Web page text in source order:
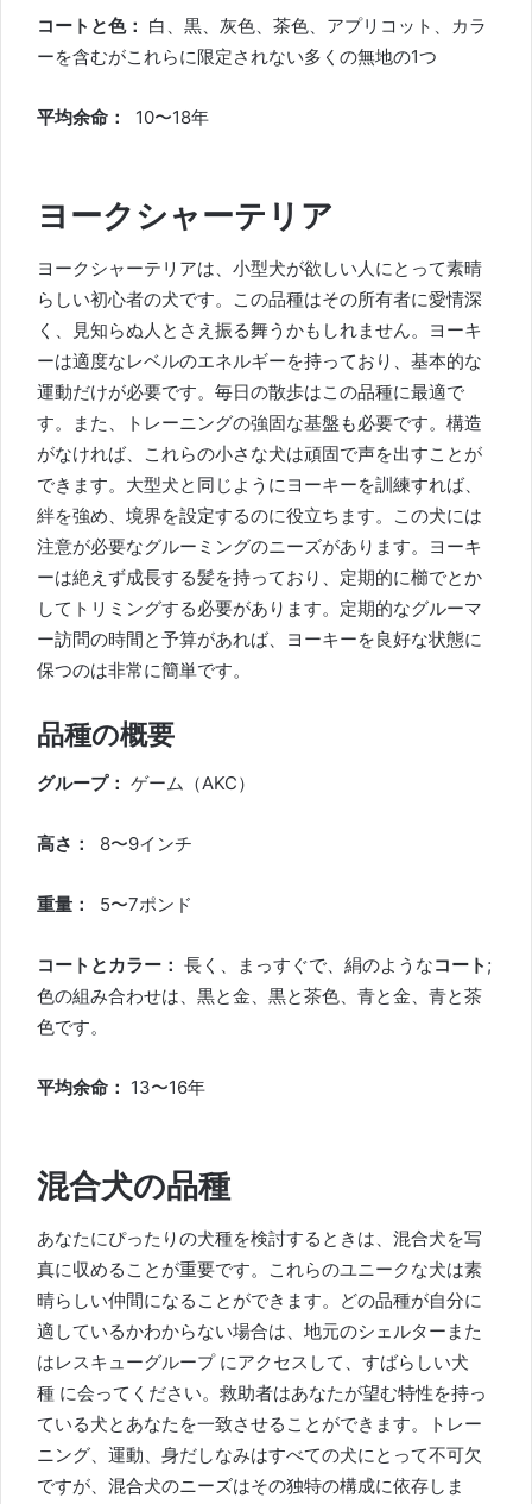
コートと色： 白、黒、灰色、茶色、アプリコット、カラ
ーを含むがこれらに限定されない多くの無地の1つ
平均余命： 10〜18年
ヨークシャーテリア
ヨークシャーテリアは、小型犬が欲しい人にとって素晴
らしい初心者の犬です。この品種はその所有者に愛情深
く、見知らぬ人とさえ振る舞うかもしれません。ヨーキ
ーは適度なレベルのエネルギーを持っており、基本的な
運動だけが必要です。毎日の散歩はこの品種に最適で
す。また、トレーニングの強固な基盤も必要です。構造
がなければ、これらの小さな犬は頑固で声を出すことが
できます。大型犬と同じようにヨーキーを訓練すれば、
絆を強め、境界を設定するのに役立ちます。この犬には
注意が必要なグルーミングのニーズがあります。ヨーキ
ーは絶えず成長する髪を持っており、定期的に櫛でとか
してトリミングする必要があります。定期的なグルーマ
ー訪問の時間と予算があれば、ヨーキーを良好な状態に
保つのは非常に簡単です。
品種の概要
グループ： ゲーム（AKC）
高さ： 8〜9インチ
重量： 5〜7ポンド
コートとカラー： 長く、まっすぐで、絹のようなコート ;
色の組み合わせは、黒と金、黒と茶色、青と金、青と茶
色です。
平均余命： 13〜16年
混合犬の品種
あなたにぴったりの犬種を検討するときは、混合犬を写
真に収めることが重要です。これらのユニークな犬は素
晴らしい仲間になることができます。どの品種が自分に
適しているかわからない場合は、 地元のシェルターまた
はレスキューグループにアクセスして、すばらしい犬
種 に会ってください。救助者はあなたが望む特性を持っ
ている犬とあなたを一致させることができます。トレー
ニング、運動、身だしなみはすべての犬にとって不可欠
ですが、混合犬のニーズはその独特の構成に依存しま